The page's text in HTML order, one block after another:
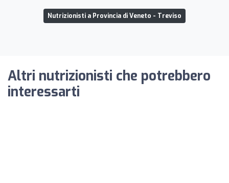
Nutrizionisti a Provincia di Veneto - Treviso
Altri nutrizionisti che potrebbero
interessarti